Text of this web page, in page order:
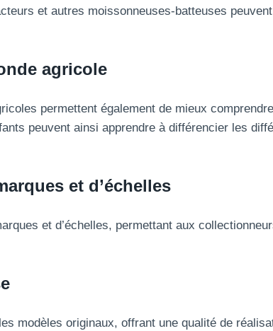
et autres moissonneuses-batteuses
agricole
permettent également de mieux
peuvent ainsi apprendre à différencier les
et d’échelles
et d’échelles, permettant aux
modèles originaux, offrant une qualité de